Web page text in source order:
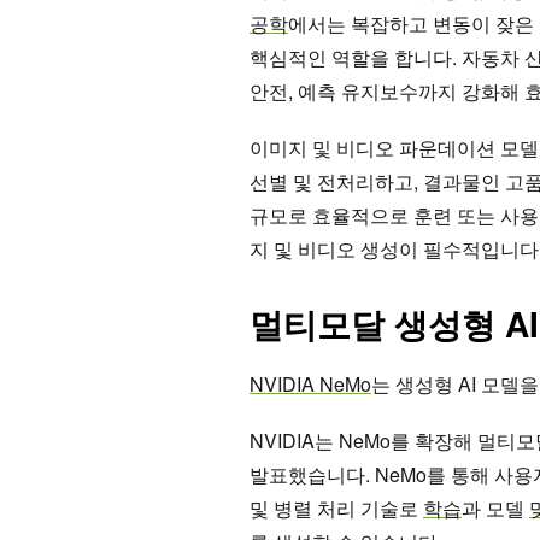
공학에서는 복잡하고 변동이 잦
핵심적인 역할을 합니다. 자동차
안전, 예측 유지보수까지 강화해
이미지 및 비디오 파운데이션 모
선별 및 전처리하고, 결과물인 고
규모로 효율적으로 훈련 또는 사
지 및 비디오 생성이 필수적입니
멀티모달 생성형
NVIDIA NeMo는 생성형 AI 모델
NVIDIA는 NeMo를 확장해 멀티
발표했습니다. NeMo를 통해 사
및 병렬 처리 기술로 학습과 모델